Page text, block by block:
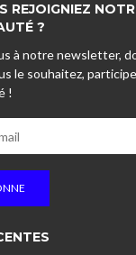
REJOIGNIEZ
?
à notre newsletter,
le souhaitez,
!